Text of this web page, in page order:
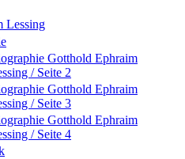
Lessing
Gotthold Ephraim
/ Seite 2
Gotthold Ephraim
/ Seite 3
Gotthold Ephraim
/ Seite 4